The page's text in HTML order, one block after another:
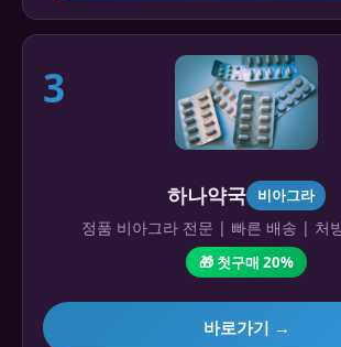
3
하나약국 비아그라
정품 비아그라 전문 | 빠른 배송 | 처
🎁 첫구매 20%
바로가기 →